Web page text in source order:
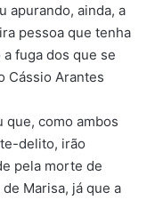
apurando, ainda, a
pessoa que tenha
fuga dos que se
Cássio Arantes
que, como ambos
delito, irão
pela morte de
Marisa, já que a